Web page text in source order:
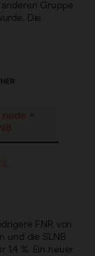
Gruppe
Die
FNR von
und die SLNB
1,4 %. Ein neuer